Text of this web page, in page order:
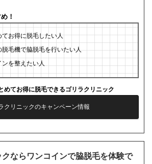
！
お得に脱毛したい人
毛機で脇脱毛を行いたい人
ンを整えたい人
めてお得に脱毛できるゴリラクリニック
クリニックのキャンペーン情報
ならワンコインで脇脱毛を体験で